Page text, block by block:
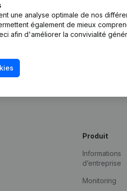
Belge
une analyse optimale de nos
également de mieux
afin d'améliorer la convivialité
Produit
Informations
d’entreprise
Monitoring